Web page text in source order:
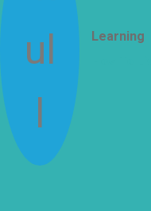
Learning